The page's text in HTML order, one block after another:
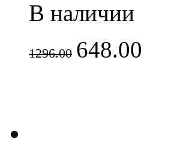
В наличии
1296.00 648.00